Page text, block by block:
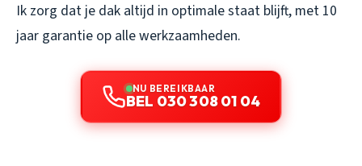
Ik zorg dat je dak altijd in optimale staat blijft, met 10
jaar garantie op alle werkzaamheden.
NU BEREIKBAAR
BEL 030 308 01 04